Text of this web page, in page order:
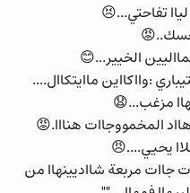
تفاحتي...😣
الخيير...😊
:وااكااين ماايتكاال....
مزغب...😧
المخمووجاات هنااا.😡
يحيي....😠
جاات مربعة شااديينهاا من